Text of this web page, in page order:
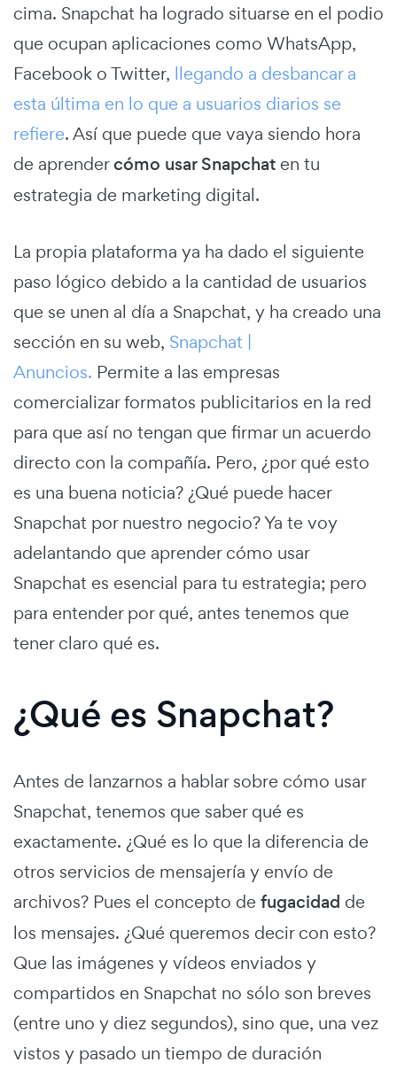
cima. Snapchat ha logrado situarse en el podio
que ocupan aplicaciones como WhatsApp,
Facebook o Twitter, llegando a desbancar a
esta última en lo que a usuarios diarios se
refiere. Así que puede que vaya siendo hora
de aprendercómo usar Snapchat en tu
estrategia de marketing digital.
La propia plataforma ya ha dado el siguiente
paso lógico debido a la cantidad de usuarios
que se unen al día a Snapchat, y ha creado una
sección en su web, Snapchat |
Anuncios. Permite a las empresas
comercializar formatos publicitarios en la red
para que así no tengan que firmar un acuerdo
directo con la compañía. Pero, ¿por qué esto
es una buena noticia? ¿Qué puede hacer
Snapchat por nuestro negocio? Ya te voy
adelantando que aprender cómo usar
Snapchat es esencial para tu estrategia; pero
para entender por qué, antes tenemos que
tener claro qué es.
¿Qué es Snapchat?
Antes de lanzarnos a hablar sobre cómo usar
Snapchat, tenemos que saber qué es
exactamente. ¿Qué es lo que la diferencia de
otros servicios de mensajería y envío de
archivos? Pues el concepto de fugacidad de
los mensajes. ¿Qué queremos decir con esto?
Que las imágenes y vídeos enviados y
compartidos en Snapchat no sólo son breves
(entre uno y diez segundos), sino que, una vez
vistos y pasado un tiempo de duración